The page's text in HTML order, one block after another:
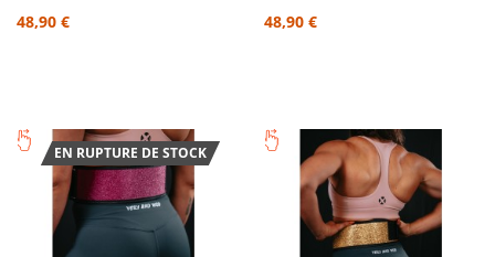
48,90 € 48,90 €
EN RUPTURE DE STOCK